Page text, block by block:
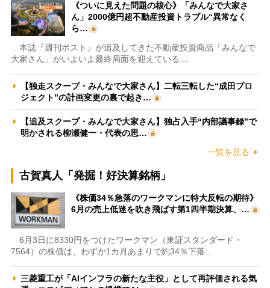
《ついに見えた問題の核心》「みんなで大家さ
ん」2000億円超不動産投資トラブル“異常なく
ら…
本誌『週刊ポスト』が追及してきた不動産投資商品「みんなで
大家さん」がいよいよ最終局面を迎えている…
【独走スクープ・みんなで大家さん】二転三転した“成田プロ
ジェクト”の計画変更の裏で起き…
【追及スクープ・みんなで大家さん】独占入手“内部議事録”で
明かされる柳瀬健一・代表の思…
一覧を見る
古賀真人「発掘！好決算銘柄」
《株価34％急落のワークマンに特大反転の期待》
6月の売上低迷を吹き飛ばす第1四半期決算、…
6月3日に8330円をつけたワークマン（東証スタンダード・
7564）の株価は、わずか1カ月あまりで約34％下落…
三菱重工が「AIインフラの新たな主役」として再評価される気